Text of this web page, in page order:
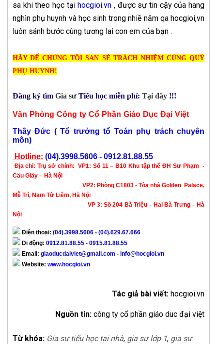
sa khi theo học tại hocgioi.vn , được sự tin cậy của hang
nghìn phụ huynh và học sinh trong nhiề năm qa hocgioi,vn
luôn sánh bước cùng tương lai con em của bạn .
HÃY ĐỂ CHÚNG TÔI SAN SẺ TRÁCH NHIỆM CÙNG QUÝ
PHỤ HUYNH!
Đăng ký tìm Gia sư Tiểu học miễn phí: Tại đây !!!
Văn Phòng Công ty Cổ Phần Giáo Dục Đại Việt
Thầy Đức ( Tổ trưởng tổ Toán phụ trách chuyên
môn)
Hotline: (04).3998.5606 - 0912.81.88.55
Địa chỉ:Trụ sở chính:VP1: Số 11 – B10 Khu tập thể ĐH Sư Phạm -
Cầu Giấy – Hà Nội
VP2: Phòng C1803 - Tòa nhà Golden Palace,
Mễ Trì, Nam Từ Liêm, Hà Nội
VP 3: Số 204 Bà Triệu – Hai Bà Trưng – Hà
Nội
Điện thoại: (04).3998.5606 - (04).629.67.666
Di động: 0912.81.88.55 - 0915.81.88.55
Email: giaoducdaiviet@gmail.com - info@hocgioi.vn
Website: www.hocgioi.vn
Tác giả bài viết: hocgioi.vn
Nguồn tin: công ty cổ phần giáo duc đại việt
Từ khóa: Gia sư tiểu học tại nhà, gia sư lớp 1, gia sư